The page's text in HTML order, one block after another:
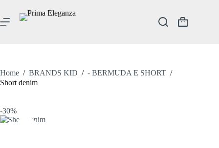
contenuto
Carrello
Home / BRANDS KID / - BERMUDA E SHORT /
Short denim
-30%